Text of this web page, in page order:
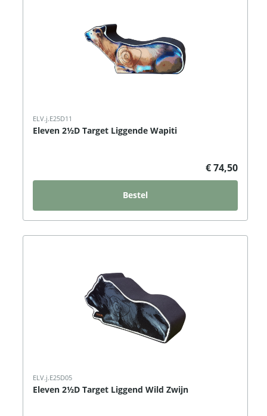
ELV.j.E25D11
Eleven 2½D Target Liggende Wapiti
€ 74,50
Bestel
ELV.j.E25D05
Eleven 2½D Target Liggend Wild Zwijn